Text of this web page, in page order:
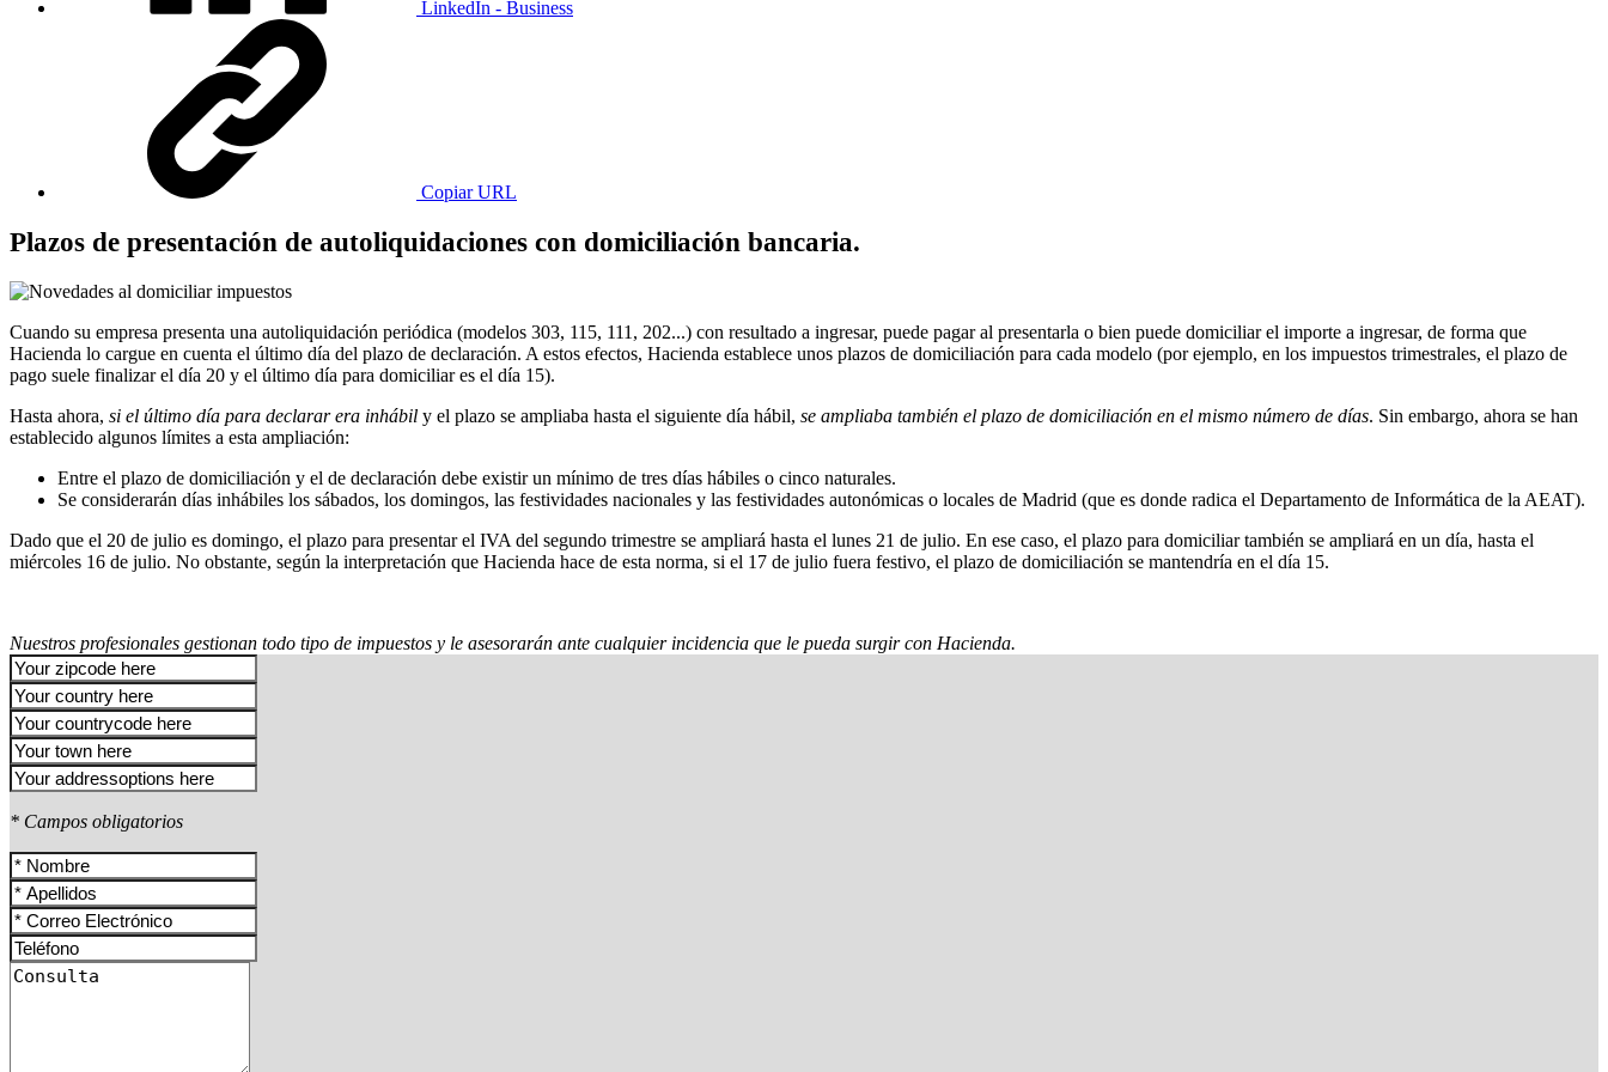
LinkedIn - Business
Copiar URL
Plazos de presentación de autoliquidaciones con domiciliación bancaria.
Cuando su empresa presenta una autoliquidación periódica (modelos 303, 115, 111, 202...) con resultado a ingresar, puede pagar al presentarla o bien puede domiciliar el importe a ingresar, de forma que
Hacienda lo cargue en cuenta el último día del plazo de declaración. A estos efectos, Hacienda establece unos plazos de domiciliación para cada modelo (por ejemplo, en los impuestos trimestrales, el plazo de
pago suele finalizar el día 20 y el último día para domiciliar es el día 15).
Hasta ahora, si el último día para declarar era inhábil y el plazo se ampliaba hasta el siguiente día hábil, se ampliaba también el plazo de domiciliación en el mismo número de días. Sin embargo, ahora se han
establecido algunos límites a esta ampliación:
Entre el plazo de domiciliación y el de declaración debe existir un mínimo de tres días hábiles o cinco naturales.
Se considerarán días inhábiles los sábados, los domingos, las festividades nacionales y las festividades autonómicas o locales de Madrid (que es donde radica el Departamento de Informática de la AEAT).
Dado que el 20 de julio es domingo, el plazo para presentar el IVA del segundo trimestre se ampliará hasta el lunes 21 de julio. En ese caso, el plazo para domiciliar también se ampliará en un día, hasta el
miércoles 16 de julio. No obstante, según la interpretación que Hacienda hace de esta norma, si el 17 de julio fuera festivo, el plazo de domiciliación se mantendría en el día 15.
Nuestros profesionales gestionan todo tipo de impuestos y le asesorarán ante cualquier incidencia que le pueda surgir con Hacienda.
* Campos obligatorios